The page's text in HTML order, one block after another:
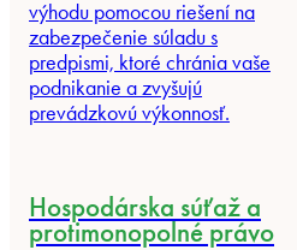
výhodu pomocou riešení na
zabezpečenie súladu s
predpismi, ktoré chránia vaše
podnikanie a zvyšujú
prevádzkovú výkonnosť.
Hospodárska súťaž a
protimonopolné právo